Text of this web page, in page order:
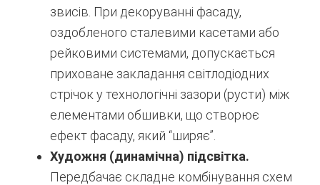
звисів. При декоруванні фасаду,
оздобленого сталевими касетами або
рейковими системами, допускається
приховане закладання світлодіодних
стрічок у технологічні зазори (русти) між
елементами обшивки, що створює
ефект фасаду, який “ширяє”.
Художня (динамічна) підсвітка.
Передбачає складне комбінування схем